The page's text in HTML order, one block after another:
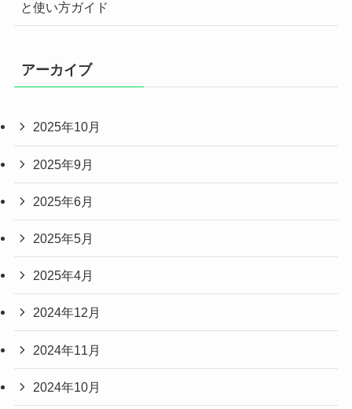
と使い方ガイド
アーカイブ
2025年10月
2025年9月
2025年6月
2025年5月
2025年4月
2024年12月
2024年11月
2024年10月